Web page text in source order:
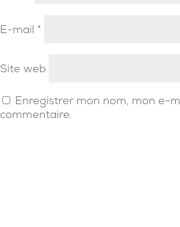
E-mail *
Site web
Enregistrer mon nom, mon e-
commentaire.